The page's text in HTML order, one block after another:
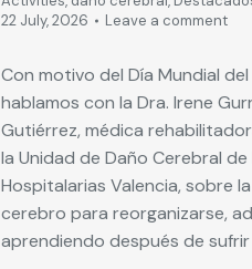
22 July, 2026
Leave a comment
Con motivo del Día Mundial
hablamos con la Dra. Irene
Gutiérrez, médica
la Unidad de Daño Cerebral
Hospitalarias Valencia, sobre
cerebro para reorganizarse,
aprendiendo después de sufrir